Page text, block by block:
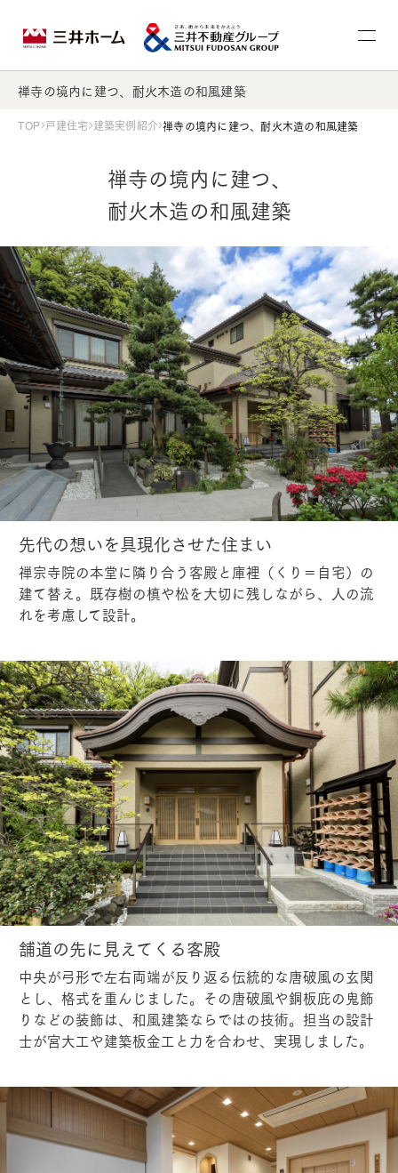
禅寺の境内に建つ、耐火木造の和風建築
TOP 戸建住宅 建築実例紹介 禅寺の境内に建つ、耐火木造の和風建築
禅寺の境内に建つ、
耐火木造の和風建築
先代の想いを具現化させた住まい
禅宗寺院の本堂に隣り合う客殿と庫裡（くり＝自宅）の
建て替え。既存樹の槙や松を大切に残しながら、人の流
れを考慮して設計。
舗道の先に見えてくる客殿
中央が弓形で左右両端が反り返る伝統的な唐破風の玄関
とし、格式を重んじました。その唐破風や銅板庇の鬼飾
りなどの装飾は、和風建築ならではの技術。担当の設計
士が宮大工や建築板金工と力を合わせ、実現しました。